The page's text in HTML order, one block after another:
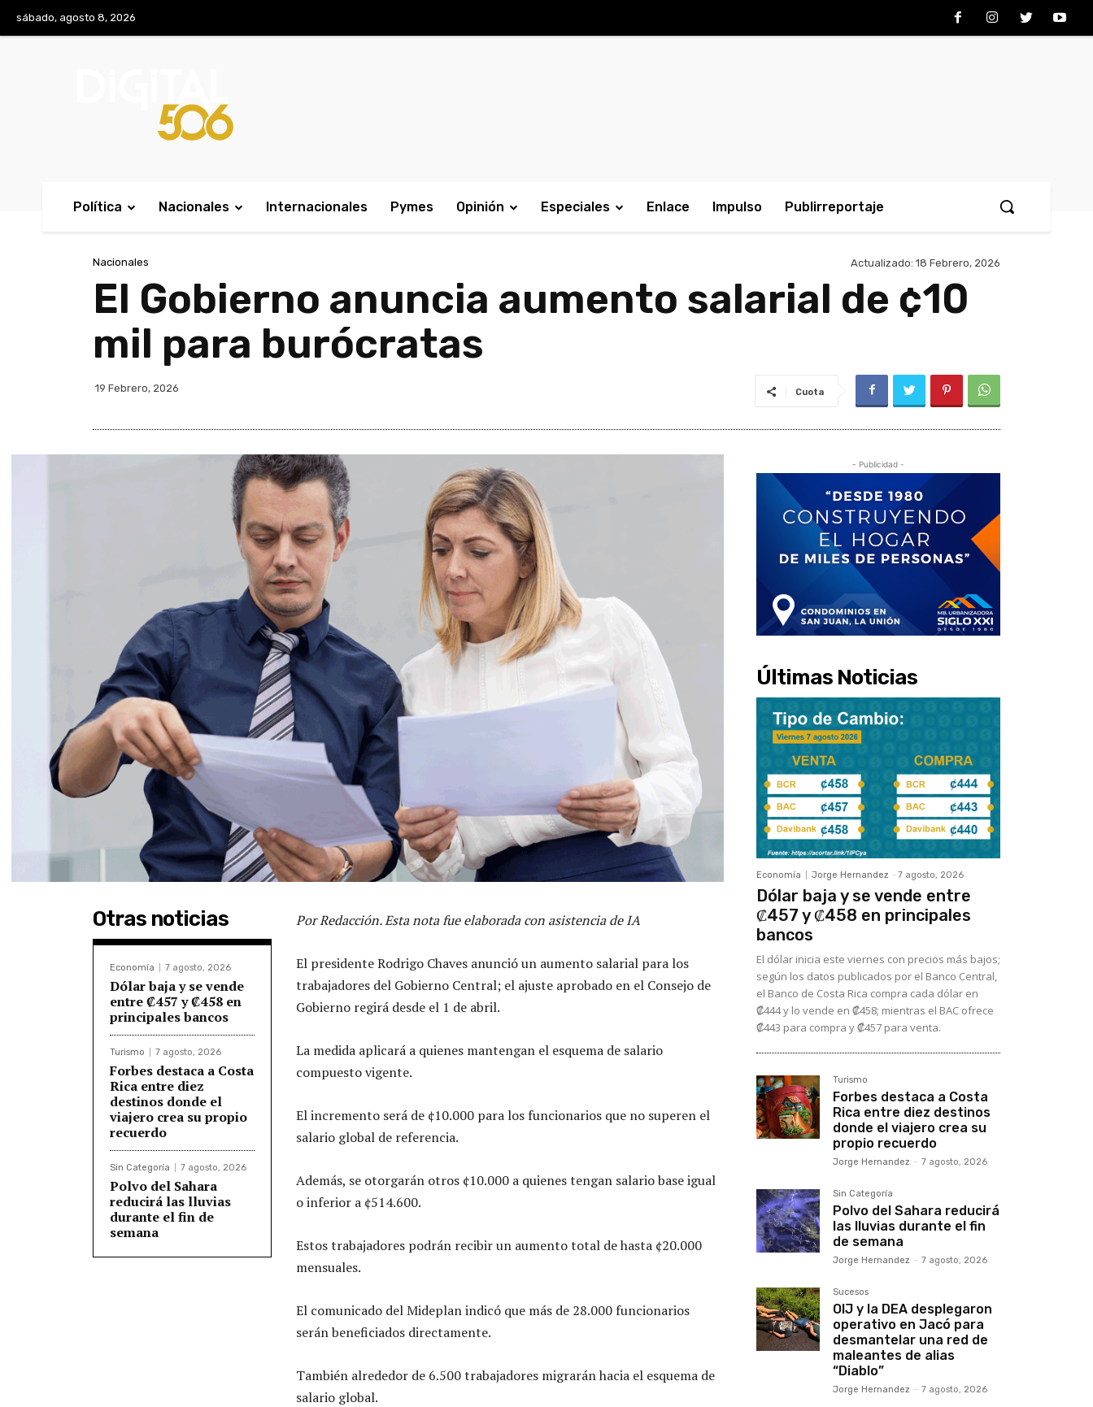
sábado, agosto 8, 2026
Política Nacionales Internacionales Pymes Opinión Especiales Enlace Impulso Publirreportaje
Nacionales Actualizado: 18 Febrero, 2026
El Gobierno anuncia aumento salarial de ¢10
mil para burócratas
19 Febrero, 2026 Cuota
Otras noticias
Economía 7 agosto, 2026
Dólar baja y se vende
entre ₡457 y ₡458 en
principales bancos
Turismo 7 agosto, 2026
Forbes destaca a Costa
Rica entre diez
destinos donde el
viajero crea su propio
recuerdo
Sin Categoría 7 agosto, 2026
Polvo del Sahara
reducirá las lluvias
durante el fin de
semana
Por Redacción. Esta nota fue elaborada con asistencia de IA
El presidente Rodrigo Chaves anunció un aumento salarial para los
trabajadores del Gobierno Central; el ajuste aprobado en el Consejo de
Gobierno regirá desde el 1 de abril.
La medida aplicará a quienes mantengan el esquema de salario
compuesto vigente.
El incremento será de ¢10.000 para los funcionarios que no superen el
salario global de referencia.
Además, se otorgarán otros ¢10.000 a quienes tengan salario base igual
o inferior a ¢514.600.
Estos trabajadores podrán recibir un aumento total de hasta ¢20.000
mensuales.
El comunicado del Mideplan indicó que más de 28.000 funcionarios
serán beneficiados directamente.
También alrededor de 6.500 trabajadores migrarán hacia el esquema de
salario global.
- Publicidad -
Últimas Noticias
Economía Jorge Hernandez - 7 agosto, 2026
Dólar baja y se vende entre
₡457 y ₡458 en principales
bancos
El dólar inicia este viernes con precios más bajos;
según los datos publicados por el Banco Central,
el Banco de Costa Rica compra cada dólar en
₡444 y lo vende en ₡458; mientras el BAC ofrece
₡443 para compra y ₡457 para venta.
Turismo
Forbes destaca a Costa
Rica entre diez destinos
donde el viajero crea su
propio recuerdo
Jorge Hernandez - 7 agosto, 2026
Sin Categoría
Polvo del Sahara reducirá
las lluvias durante el fin
de semana
Jorge Hernandez - 7 agosto, 2026
Sucesos
OIJ y la DEA desplegaron
operativo en Jacó para
desmantelar una red de
maleantes de alias
“Diablo”
Jorge Hernandez - 7 agosto, 2026